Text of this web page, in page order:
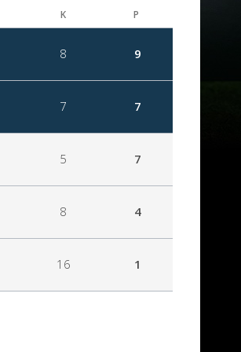
K P
8 9
7 7
5 7
8 4
16 1